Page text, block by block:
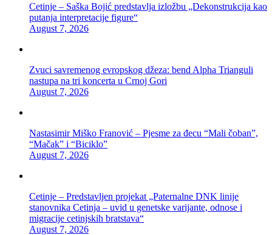
Cetinje – Saška Bojić predstavlja izložbu „Dekonstrukcija kao
putanja interpretacije figure“
August 7, 2026
Zvuci savremenog evropskog džeza: bend Alpha Trianguli
nastupa na tri koncerta u Crnoj Gori
August 7, 2026
Nastasimir Miško Franović – Pjesme za đecu “Mali čoban”,
“Mačak” i “Biciklo”
August 7, 2026
Cetinje – Predstavljen projekat „Paternalne DNK linije
stanovnika Cetinja – uvid u genetske varijante, odnose i
migracije cetinjskih bratstava“
August 7, 2026